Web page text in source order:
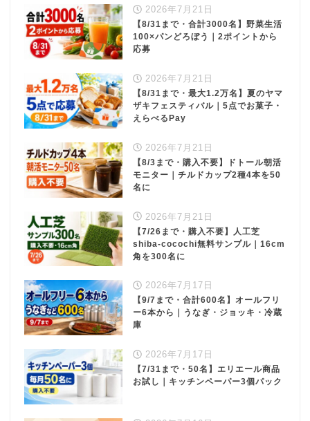
2026年7月21日
【8/31まで・合計3000名】野菜生活
100×パンどろぼう｜2ポイントから
応募
2026年7月21日
【8/31まで・最大1.2万名】夏のヤマ
ザキフェスティバル｜5点でお菓子・
えらべるPay
2026年7月21日
【8/3まで・購入不要】ドトール朝活
モニター｜チルドカップ2種4本を50
名に
2026年7月21日
【7/26まで・購入不要】人工芝
shiba-cocochi無料サンプル｜16cm
角を300名に
2026年7月17日
【9/7まで・合計600名】オールフリ
ー6本から｜うなぎ・ジョッキ・冷蔵
庫
2026年7月17日
【7/31まで・50名】エリエール商品
お試し｜キッチンペーパー3個パック